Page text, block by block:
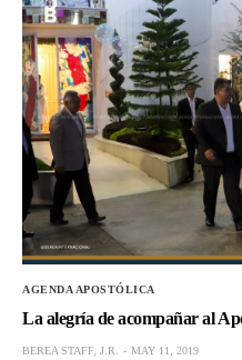
AGENDA APOSTÓLICA
La alegría de acompañar al
BEREA STAFF, J.R. MAY 11, 2019